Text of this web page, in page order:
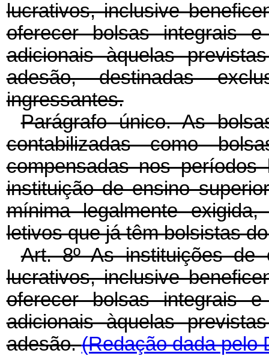
lucrativos, inclusive
oferecer bolsas integrais
adicionais àquelas
adesão, destinadas
ingressantes.
Parágrafo único. As
contabilizadas como
compensadas nos
instituição de ensino
mínima legalmente
letivos que já têm bolsistas
Art. 8º As instituições de
lucrativos, inclusive
oferecer bolsas integrais
adicionais àquelas
adesão.(Redação dada pelo